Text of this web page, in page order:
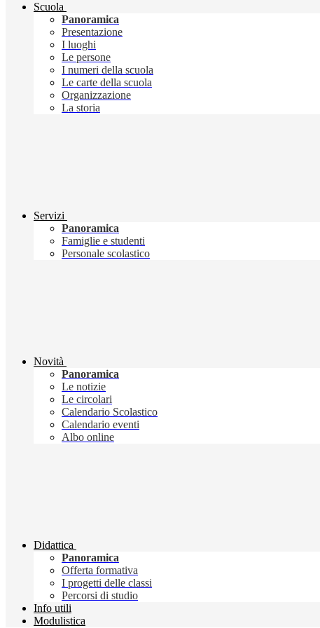
Scuola
Panoramica
Presentazione
I luoghi
Le persone
I numeri della scuola
Le carte della scuola
Organizzazione
La storia
Servizi
Panoramica
Famiglie e studenti
Personale scolastico
Novità
Panoramica
Le notizie
Le circolari
Calendario Scolastico
Calendario eventi
Albo online
Didattica
Panoramica
Offerta formativa
I progetti delle classi
Percorsi di studio
Info utili
Modulistica